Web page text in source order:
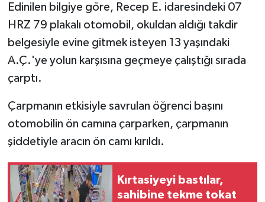
Edinilen bilgiye göre, Recep E. idaresindeki 07
HRZ 79 plakalı otomobil, okuldan aldığı takdir
belgesiyle evine gitmek isteyen 13 yaşındaki
A.Ç.'ye yolun karşısına geçmeye çalıştığı sırada
çarptı.
Çarpmanın etkisiyle savrulan öğrenci başını
otomobilin ön camına çarparken, çarpmanın
şiddetiyle aracın ön camı kırıldı.
Kırtasiyeyi bastılar,
sahibine tekme tokat